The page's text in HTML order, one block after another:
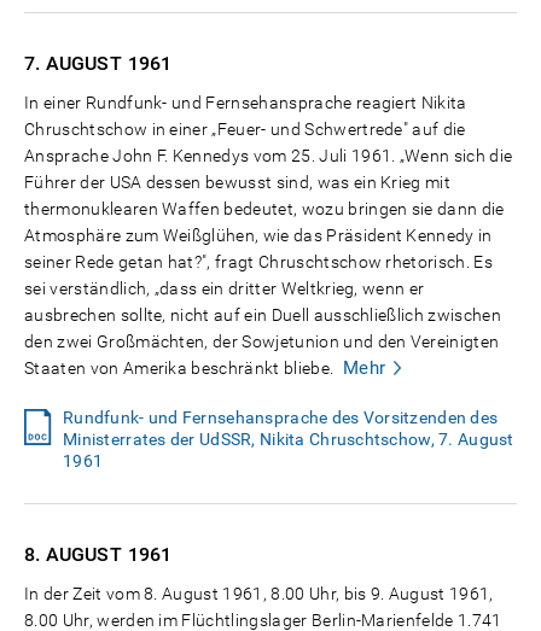
7. AUGUST 1961
In einer Rundfunk- und Fernsehansprache reagiert Nikita
Chruschtschow in einer „Feuer- und Schwertrede" auf die
Ansprache John F. Kennedys vom 25. Juli 1961. „Wenn sich die
Führer der USA dessen bewusst sind, was ein Krieg mit
thermonuklearen Waffen bedeutet, wozu bringen sie dann die
Atmosphäre zum Weißglühen, wie das Präsident Kennedy in
seiner Rede getan hat?", fragt Chruschtschow rhetorisch. Es
sei verständlich, „dass ein dritter Weltkrieg, wenn er
ausbrechen sollte, nicht auf ein Duell ausschließlich zwischen
den zwei Großmächten, der Sowjetunion und den Vereinigten
Staaten von Amerika beschränkt bliebe.
Mehr
Rundfunk- und Fernsehansprache des Vorsitzenden des
Ministerrates der UdSSR, Nikita Chruschtschow, 7. August
1961
8. AUGUST 1961
In der Zeit vom 8. August 1961, 8.00 Uhr, bis 9. August 1961,
8.00 Uhr, werden im Flüchtlingslager Berlin-Marienfelde 1.741